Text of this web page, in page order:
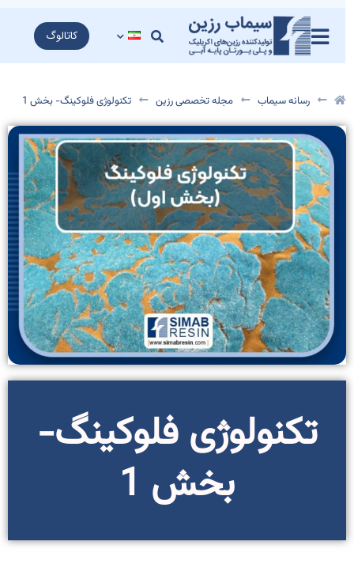
کاتالوگ
رسانه سیماب مجله تخصصی رزین تکنولوژی فلوکینگ- بخش 1
تکنولوژی فلوکینگ-
بخش 1